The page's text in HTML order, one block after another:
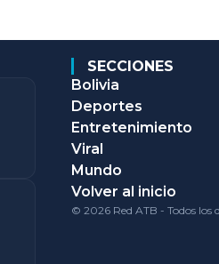
SECCIONES
Bolivia
Deportes
Entretenimiento
Viral
Mundo
Volver al inicio
© 2026 Red ATB - Todos los